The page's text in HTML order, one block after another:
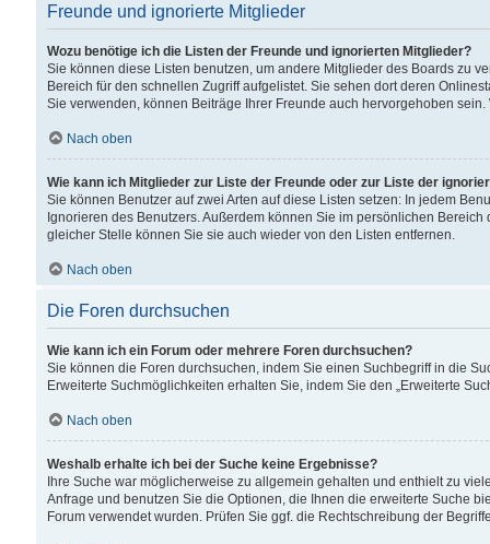
Freunde und ignorierte Mitglieder
Wozu benötige ich die Listen der Freunde und ignorierten Mitglieder?
Sie können diese Listen benutzen, um andere Mitglieder des Boards zu
Bereich für den schnellen Zugriff aufgelistet. Sie sehen dort deren
Sie verwenden, können Beiträge Ihrer Freunde auch hervorgehoben
Nach oben
Wie kann ich Mitglieder zur Liste der Freunde oder zur Liste der
Sie können Benutzer auf zwei Arten auf diese Listen setzen: In jedem
Ignorieren des Benutzers. Außerdem können Sie im persönlichen
gleicher Stelle können Sie sie auch wieder von den Listen entfernen.
Nach oben
Die Foren durchsuchen
Wie kann ich ein Forum oder mehrere Foren durchsuchen?
Sie können die Foren durchsuchen, indem Sie einen Suchbegriff in die
Erweiterte Suchmöglichkeiten erhalten Sie, indem Sie den „Erweiterte
Nach oben
Weshalb erhalte ich bei der Suche keine Ergebnisse?
Ihre Suche war möglicherweise zu allgemein gehalten und enthielt zu
Anfrage und benutzen Sie die Optionen, die Ihnen die erweiterte Suche
Forum verwendet wurden. Prüfen Sie ggf. die Rechtschreibung der